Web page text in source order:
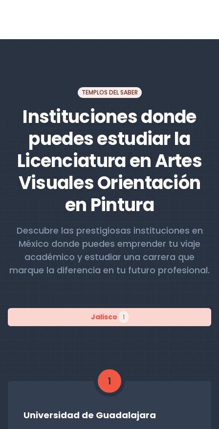
TEMPLOS DEL SABER
Instituciones donde
puedes estudiar la
Licenciatura en Artes
Visuales Orientación
en Pintura
Descubre las prestigiosas instituciones en
México donde puedes emprender tu viaje
académico y estudiar una carrera que
marque la diferencia en tu futuro profesional.
Jalisco 1
1
Universidad de Guadalajara